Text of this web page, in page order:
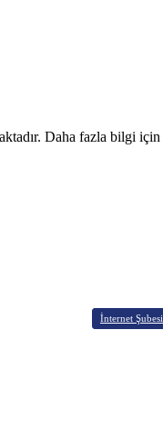
Daha fazla bilgi için
İnternet Şubesi